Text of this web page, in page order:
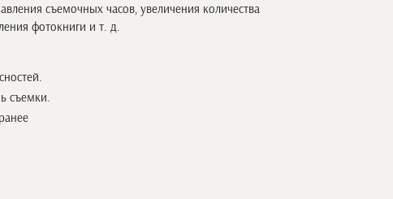
съемочных часов, увеличения количества
фотокниги и т. д.
съемки.